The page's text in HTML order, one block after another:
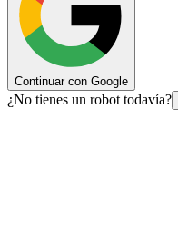
Continuar con Google
¿No tienes un robot todavía?